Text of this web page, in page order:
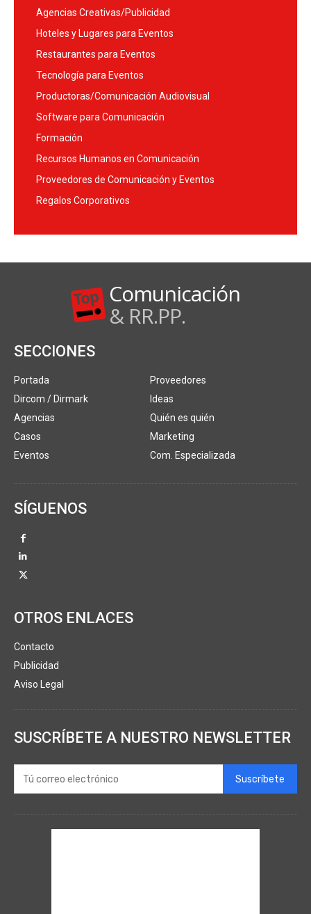
Agencias Creativas/Publicidad
Hoteles y Lugares para Eventos
Restaurantes para Eventos
Tecnología para Eventos
Productoras/Comunicación Audiovisual
Software para Comunicación
Formación
Recursos Humanos en Comunicación
Proveedores de Comunicación y Eventos
Regalos Corporativos
Comunicación
& RR.PP.
SECCIONES
Portada
Dircom / Dirmark
Agencias
Casos
Eventos
Proveedores
Ideas
Quién es quién
Marketing
Com. Especializada
SÍGUENOS
OTROS ENLACES
Contacto
Publicidad
Aviso Legal
SUSCRÍBETE A NUESTRO NEWSLETTER
Suscríbete